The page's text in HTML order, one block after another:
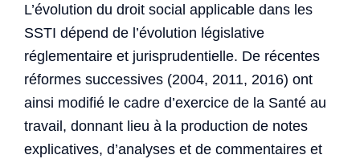
L’évolution du droit social applicable dans les
SSTI dépend de l’évolution législative
réglementaire et jurisprudentielle. De récentes
réformes successives (2004, 2011, 2016) ont
ainsi modifié le cadre d’exercice de la Santé au
travail, donnant lieu à la production de notes
explicatives, d’analyses et de commentaires et